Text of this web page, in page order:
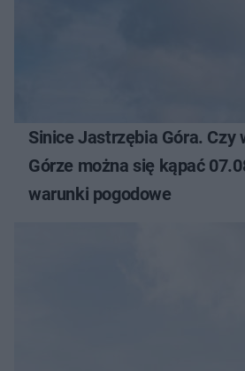
Sinice Jastrzębia Góra. Czy
Górze można się kąpać
warunki pogodowe